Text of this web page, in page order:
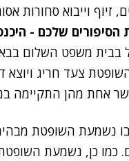
זיוף וייבוא סחורות
הסיפורים שלכם -
בבית משפט השלום
צעד חריג ויוצא
אחת מהן התקיימה
בו נשמעת השופטת
כמו כן, נשמעת